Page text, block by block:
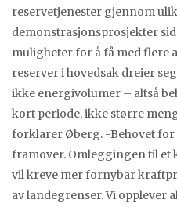
reservetjenester gjennom
demonstrasjonsprosjekter
muligheter for å få med flere
reserver i hovedsak dreier
ikke energivolumer – altså
kort periode, ikke større
forklarer Øberg. -Behovet for
framover. Omleggingen til
vil kreve mer fornybar
av landegrenser. Vi opplever